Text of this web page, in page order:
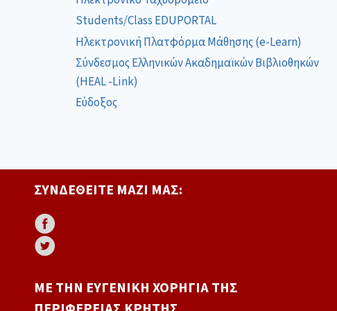
Students/Class EDUPORTAL
Ηλεκτρονική Πλατφόρμα Μάθησης (e-Learn)
Σύνδεσμος Ελληνικών Ακαδημαϊκών Βιβλιοθηκών
(HEAL -Link)
Εύδοξος
ΣΥΝΔΕΘΕΊΤΕ ΜΑΖΊ ΜΑΣ:
ΜΕ ΤΗΝ ΕΥΓΕΝΙΚΉ ΧΟΡΗΓΊΑ ΤΗΣ